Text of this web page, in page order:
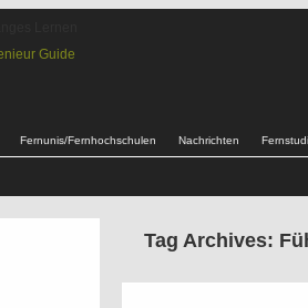
Fernunis/Fernhochschulen Nachrichten
Tag Archives: